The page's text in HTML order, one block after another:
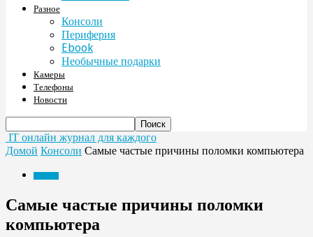
Разное
Консоли
Периферия
Ebook
Необычные подарки
Камеры
Телефоны
Новости
IT онлайн журнал для каждого
Домой Консоли Самые частые причины поломки компьютера
Самые частые причины поломки
компьютера